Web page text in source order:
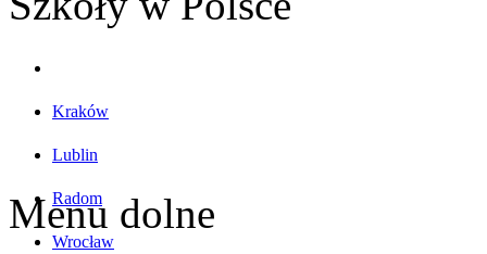
Kraków
Lublin
Radom
Wrocław
Menu dolne